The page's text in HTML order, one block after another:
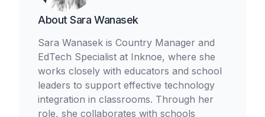
About Sara Wanasek
Sara Wanasek is Country Manager and
EdTech Specialist at Inknoe, where she
works closely with educators and school
leaders to support effective technology
integration in classrooms. Through her
role, she collaborates with schools